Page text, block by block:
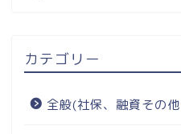
カテゴリー
全般(社保、融資その